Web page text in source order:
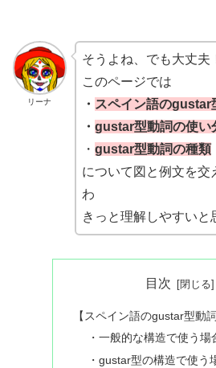
リーナ
そうよね、でも大丈夫
このページでは
・ スペイン語のgustar
・ gustar型動詞の使い
・ gustar型動詞の種類
について図と例文を交
わ
きっと理解しやすいと
目次
【スペイン語のgustar型動
・一般的な構造で使う場
・gustar型の構造で使う